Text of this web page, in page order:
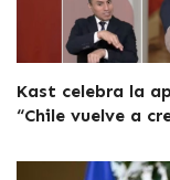
Kast celebra la
“Chile vuelve a